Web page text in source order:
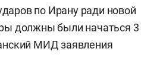
по Ирану ради новой
должны были начаться 3
МИД заявления